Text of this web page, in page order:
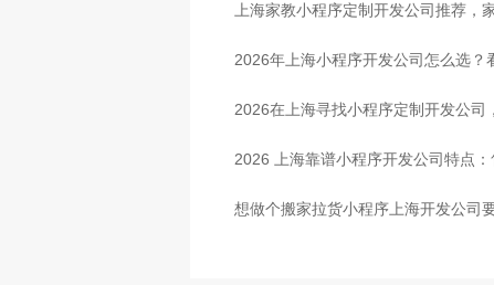
上海家教小程序定制开发公司推荐，
2026年上海小程序开发公司怎么选？
2026在上海寻找小程序定制开发公司
2026 上海靠谱小程序开发公司特点
想做个搬家拉货小程序上海开发公司